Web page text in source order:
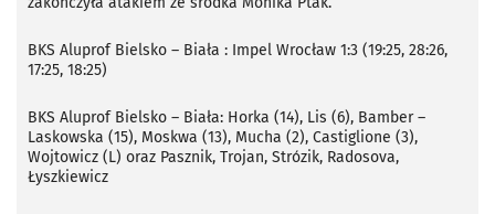
BKS Aluprof Bielsko – Biała : Impel Wrocław 1:3 (19:25, 28:26,
17:25, 18:25)
BKS Aluprof Bielsko – Biała: Horka (14), Lis (6), Bamber –
Laskowska (15), Moskwa (13), Mucha (2), Castiglione (3),
Wojtowicz (L) oraz Pasznik, Trojan, Strózik, Radosova,
Łyszkiewicz